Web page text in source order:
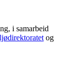
i samarbeid
og